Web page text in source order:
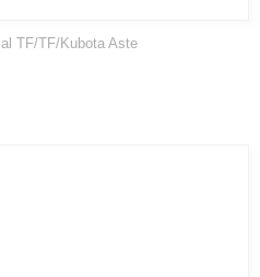
TF/TF/Kubota Aste